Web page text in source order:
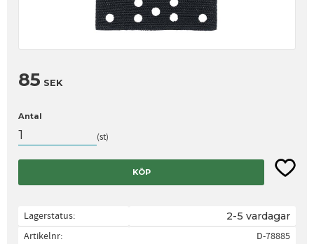
85 SEK
Antal
st
KÖP Lägg
Lagerstatus 2-5 vardagar
Artikelnr
D-78885